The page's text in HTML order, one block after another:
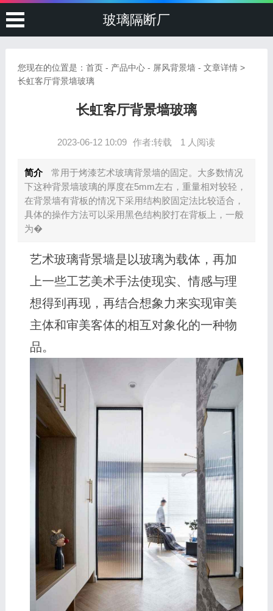
玻璃隔断厂
您现在的位置是： 首页- 产品中心- 屏风背景墙- 文章详情 >
长虹客厅背景墙玻璃
长虹客厅背景墙玻璃
2023-06-12 10:09 作者:转载 1 人阅读
简介
常用于烤漆艺术玻璃背景墙的固定。大多数情况
下这种背景墙玻璃的厚度在5mm左右，重量相对较轻，
在背景墙有背板的情况下采用结构胶固定法比较适合，
具体的操作方法可以采用黑色结构胶打在背板上，一般
为�
艺术玻璃背景墙是以玻璃为载体，再加
上一些工艺美术手法使现实、情感与理
想得到再现，再结合想象力来实现审美
主体和审美客体的相互对象化的一种物
品。